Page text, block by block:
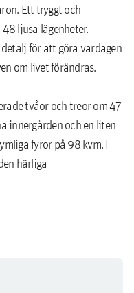
Ett tryggt och
ljusa lägenheter.
för att göra vardagen
om livet förändras.
tvåor och treor om 47
innergården och en liten
fyror på 98 kvm. I
härliga